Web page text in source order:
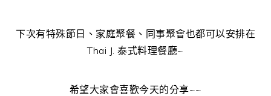
下次有特殊節日、家庭聚餐、同事聚會也都可以安排在
Thai J. 泰式料理餐廳~
希望大家會喜歡今天的分享~~